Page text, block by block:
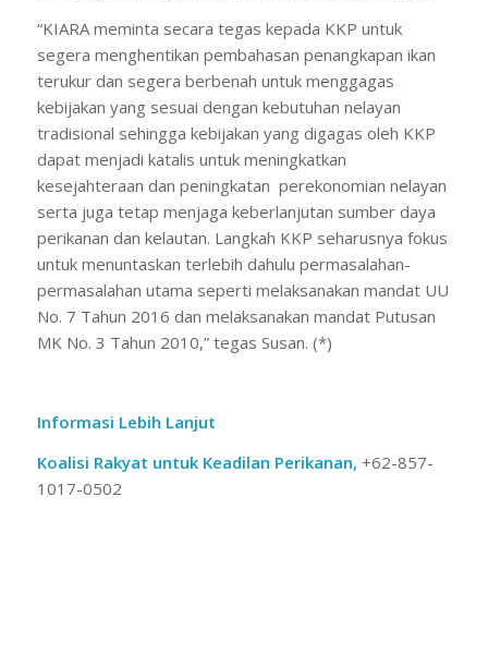
“KIARA meminta secara tegas kepada KKP untuk
segera menghentikan pembahasan penangkapan ikan
terukur dan segera berbenah untuk menggagas
kebijakan yang sesuai dengan kebutuhan nelayan
tradisional sehingga kebijakan yang digagas oleh KKP
dapat menjadi katalis untuk meningkatkan
kesejahteraan dan peningkatan perekonomian nelayan
serta juga tetap menjaga keberlanjutan sumber daya
perikanan dan kelautan. Langkah KKP seharusnya fokus
untuk menuntaskan terlebih dahulu permasalahan-
permasalahan utama seperti melaksanakan mandat UU
No. 7 Tahun 2016 dan melaksanakan mandat Putusan
MK No. 3 Tahun 2010,” tegas Susan. (*)
Informasi Lebih Lanjut
Koalisi Rakyat untuk Keadilan Perikanan, +62-857-
1017-0502